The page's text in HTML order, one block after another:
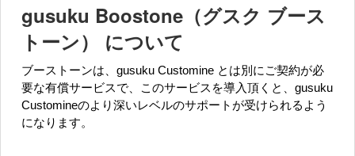
gusuku Boostone（グスク ブース
トーン） について
ブーストーンは、gusuku Customine とは別にご契約が必
要な有償サービスで、このサービスを導入頂くと、gusuku
Customineのより深いレベルのサポートが受けられるよう
になります。